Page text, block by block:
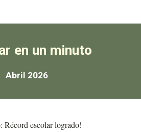
en un minuto
Abril 2026
Récord escolar logrado!